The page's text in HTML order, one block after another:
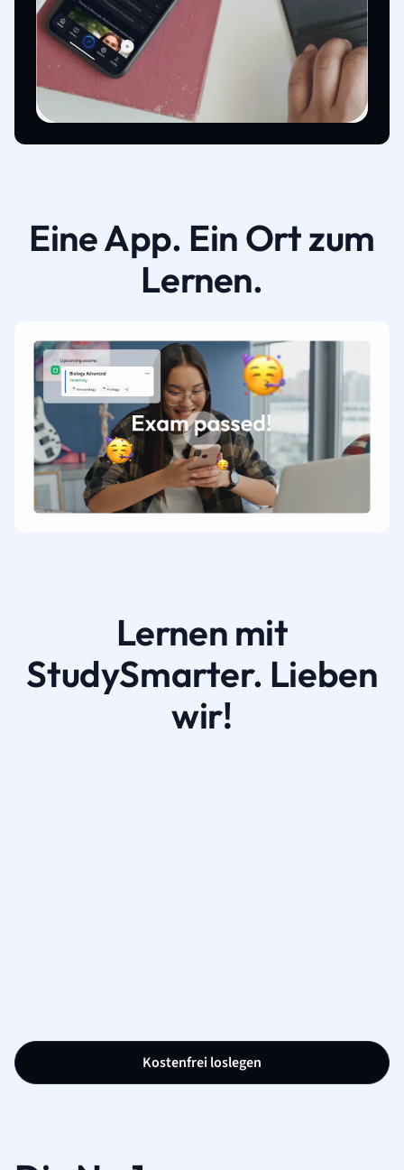
Eine App. Ein Ort zum
Lernen.
Lernen mit
StudySmarter. Lieben
wir!
Kostenfrei loslegen